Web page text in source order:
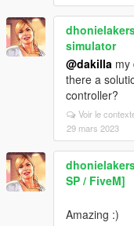
simulator
@dakilla my
there a
controller?
Voir le
29 mars 2023
SP / FiveM]
Amazing :)